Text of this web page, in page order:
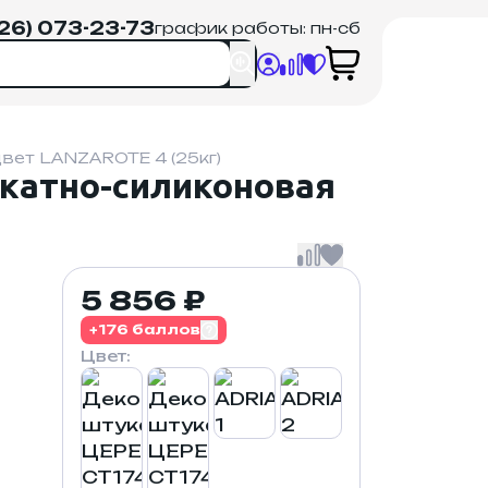
073-23-73график работы: пн-сб
LANZAROTE 4 (25кг)
силиконовая
5 856 ₽
+176 баллов
Цвет: